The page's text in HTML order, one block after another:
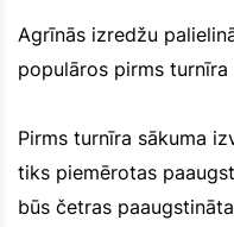
Agrīnās izredžu
populāros pirms
Pirms turnīra sākuma
tiks piemērotas
būs četras